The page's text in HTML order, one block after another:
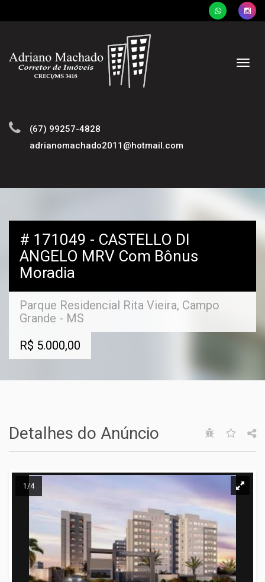
(67) 99257-4828
adrianomachado2011@hotmail.com
# 171049 - CASTELLO DI
ANGELO MRV Com Bônus
Moradia
Parque Residencial Rita Vieira, Campo
Grande - MS
R$ 5.000,00
Detalhes do Anúncio
1/4